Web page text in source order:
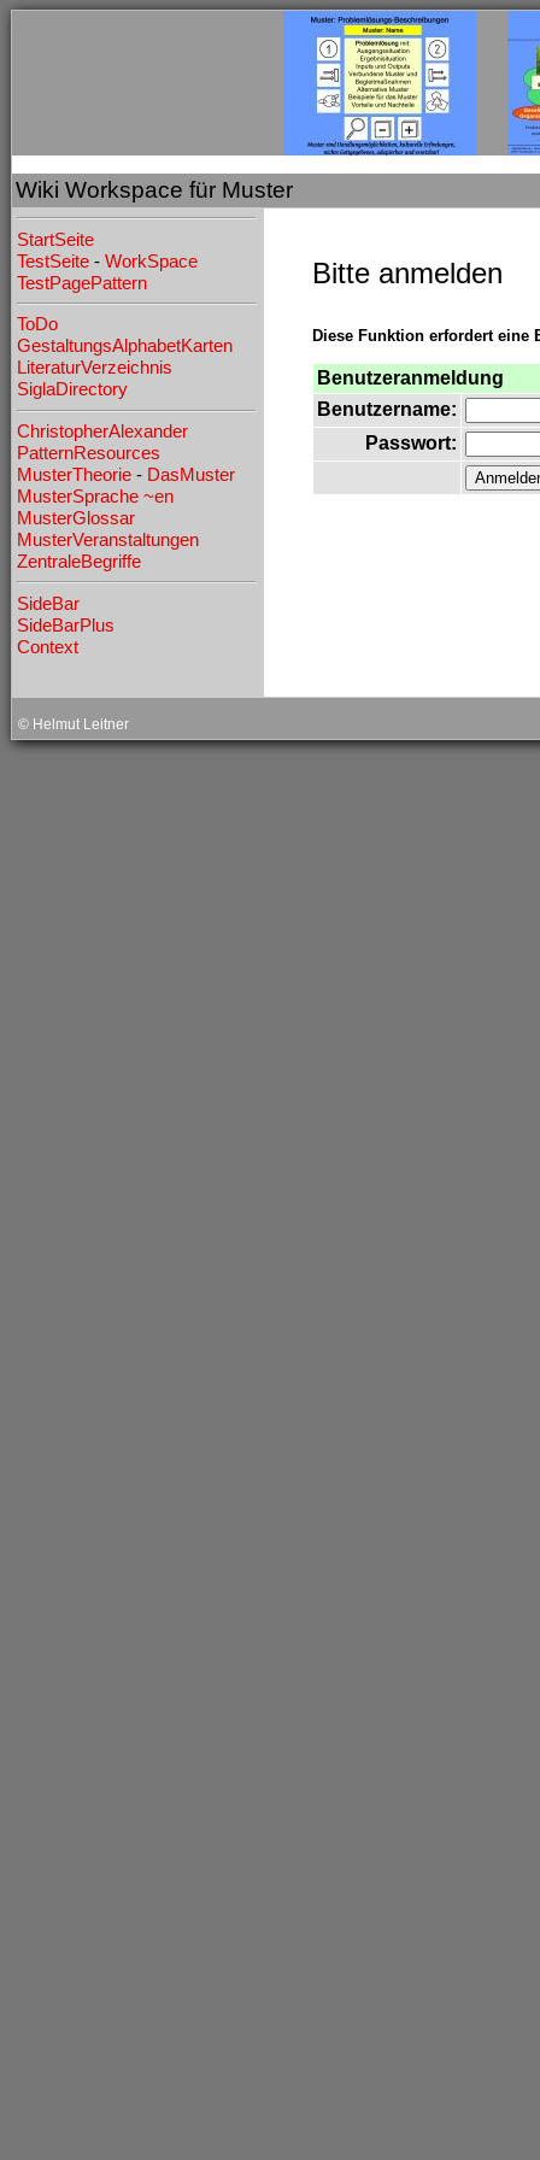
Wiki Workspace für Muster
StartSeite
TestSeite- WorkSpace
TestPagePattern
ToDo
GestaltungsAlphabetKarten
LiteraturVerzeichnis
SiglaDirectory
ChristopherAlexander
PatternResources
MusterTheorie- DasMuster
MusterSprache ~en
MusterGlossar
MusterVeranstaltungen
ZentraleBegriffe
SideBar
SideBarPlus
Context
Bitte anmelden
Diese Funktion erfordert eine
Benutzeranmeldung
Benutzername:
Passwort:
© Helmut Leitner